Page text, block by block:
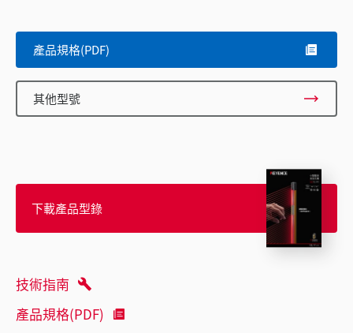
產品規格(PDF)
其他型號
下載產品型錄
技術指南
產品規格(PDF)